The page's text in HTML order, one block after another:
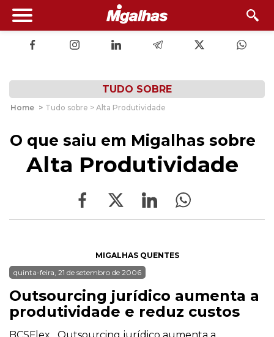
TUDO SOBRE
Home > Tudo sobre > Alta Produtividade
O que saiu em Migalhas sobre
Alta Produtividade
MIGALHAS QUENTES
quinta-feira, 21 de setembro de 2006
Outsourcing jurídico aumenta a
produtividade e reduz custos